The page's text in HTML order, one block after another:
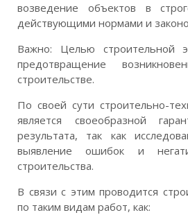
возведение объектов в
действующими нормами и
Важно: Целью строительной
предотвращение
строительстве.
По своей сути строительно-
является своеобразной
результата, так как
выявление ошибок и
строительства.
В связи с этим проводится
по таким видам работ, как: